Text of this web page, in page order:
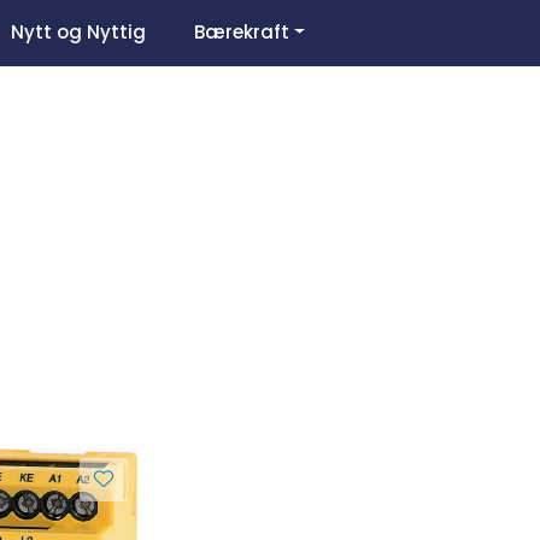
Om oss Favoritter
Nytt og Nyttig Bærekraft